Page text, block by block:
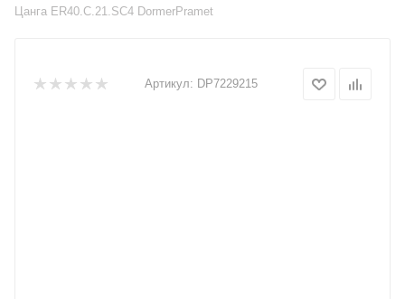
Цанга ER40.C.21.SC4 DormerPramet
Артикул: DP7229215